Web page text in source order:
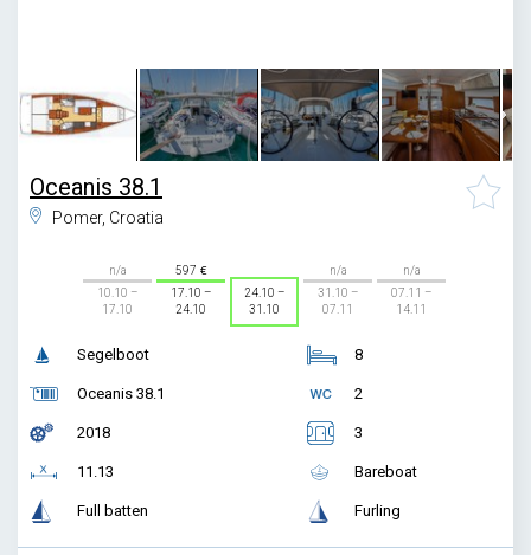
Oceanis 38.1
Pomer, Croatia
n/a
10.10 –
17.10
597
17.10 –
24.10
24.10 –
31.10
n/a
31.10 –
07.11
n/a
07.11 –
14.11
Segelboot
Oceanis 38.1
2018
11.13
Full batten
8
2
3
Bareboat
Furling